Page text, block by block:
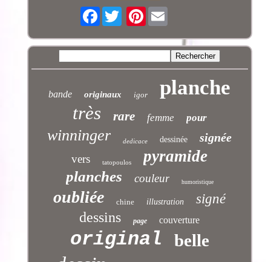
Facebook Pinterest
bande originaux igor planche
très rare femme pour
winninger dedicace dessinée signée
vers tatopoulos pyramide
planches couleur humoristique
oubliée chine illustration signé
dessins page couverture
original belle